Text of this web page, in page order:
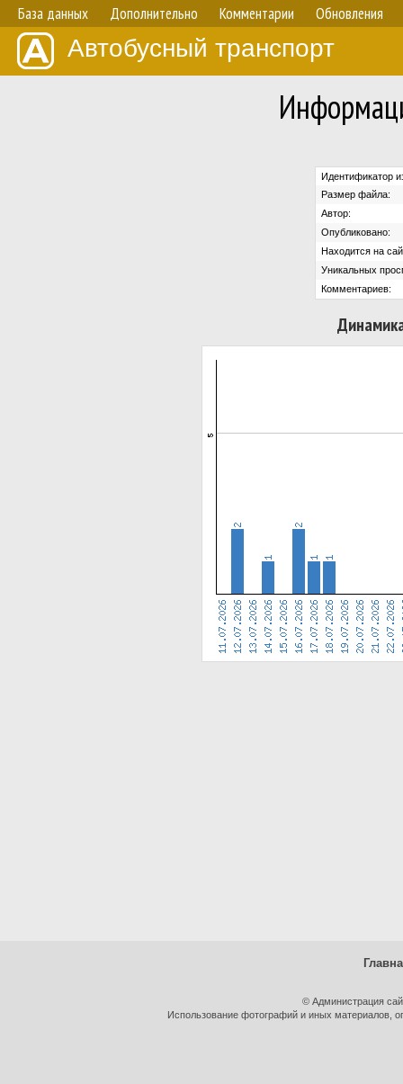
База данных Дополнительно Комментарии Обновления
Автобусный транспорт
Идентификатор
Размер файла:
Автор:
Опубликовано:
Находится на
Уникальных
Комментариев:
© Администрация
Использование фотографий и иных материалов,